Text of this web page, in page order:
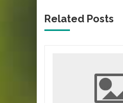
Related Posts